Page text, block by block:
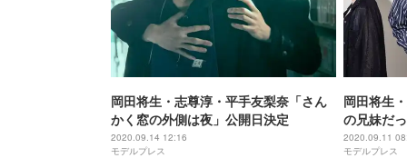
岡田将生・志尊淳・平手友梨奈「さん
かく窓の外側は夜」公開日決定
2020.09.14 12:16
モデルプレス
岡田将生
の兄妹だ
窓”悩み相
2020.09.11
モデルプレス